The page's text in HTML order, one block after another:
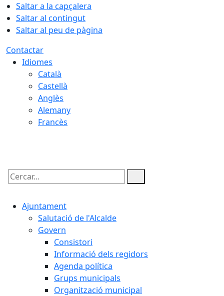
Saltar a la capçalera
Saltar al contingut
Saltar al peu de pàgina
Contactar
Idiomes
Català
Castellà
Anglès
Alemany
Francès
Cercar:
Ajuntament
Salutació de l'Alcalde
Govern
Consistori
Informació dels regidors
Agenda política
Grups municipals
Organització municipal